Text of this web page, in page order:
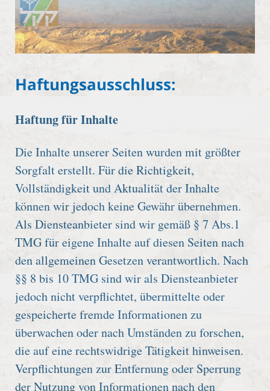
Haftungsausschluss:
Haftung für Inhalte
Die Inhalte unserer Seiten wurden mit größter
Sorgfalt erstellt. Für die Richtigkeit,
Vollständigkeit und Aktualität der Inhalte
können wir jedoch keine Gewähr übernehmen.
Als Diensteanbieter sind wir gemäß § 7 Abs.1
TMG für eigene Inhalte auf diesen Seiten nach
den allgemeinen Gesetzen verantwortlich. Nach
§§ 8 bis 10 TMG sind wir als Diensteanbieter
jedoch nicht verpflichtet, übermittelte oder
gespeicherte fremde Informationen zu
überwachen oder nach Umständen zu forschen,
die auf eine rechtswidrige Tätigkeit hinweisen.
Verpflichtungen zur Entfernung oder Sperrung
der Nutzung von Informationen nach den